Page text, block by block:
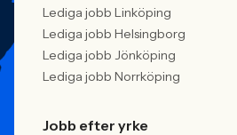
Lediga jobb Linköping
Lediga jobb Helsingborg
Lediga jobb Jönköping
Lediga jobb Norrköping
Jobb efter yrke